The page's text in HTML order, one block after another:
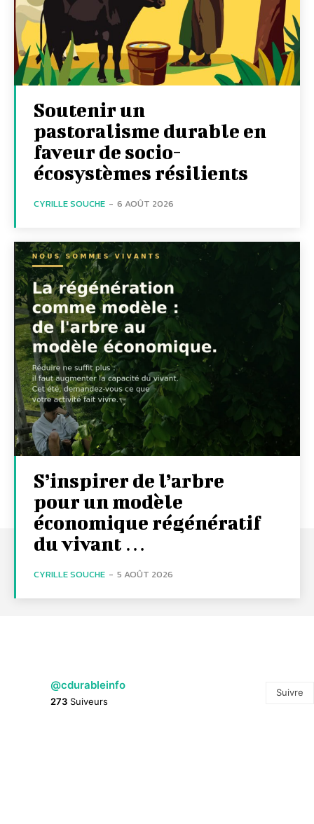
Soutenir un
pastoralisme durable en
faveur de socio-
écosystèmes résilients
CYRILLE SOUCHE - 6 AOÛT 2026
S’inspirer de l’arbre
pour un modèle
économique régénératif
du vivant …
CYRILLE SOUCHE - 5 AOÛT 2026
@cdurableinfo
273 Suiveurs
Suivre